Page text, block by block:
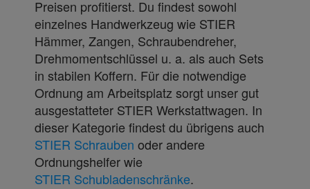
Preisen profitierst. Du findest sowohl
einzelnes Handwerkzeug wie STIER
Hämmer, Zangen, Schraubendreher,
Drehmomentschlüssel u. a. als auch Sets
in stabilen Koffern. Für die notwendige
Ordnung am Arbeitsplatz sorgt unser gut
ausgestatteter STIER Werkstattwagen. In
dieser Kategorie findest du übrigens auch
STIER Schrauben oder andere
Ordnungshelfer wie
STIER Schubladenschränke.